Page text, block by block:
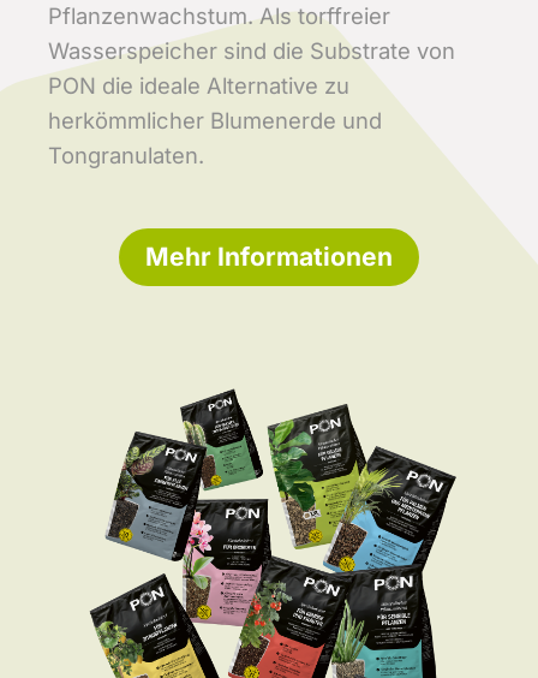
Pflanzenwachstum. Als torffreier
Wasserspeicher sind die Substrate von
PON die ideale Alternative zu
herkömmlicher Blumenerde und
Tongranulaten.
Mehr Informationen